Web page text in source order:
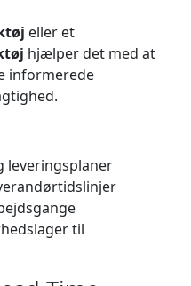
eller et
hjælper det med at
informerede
leveringsplaner
til